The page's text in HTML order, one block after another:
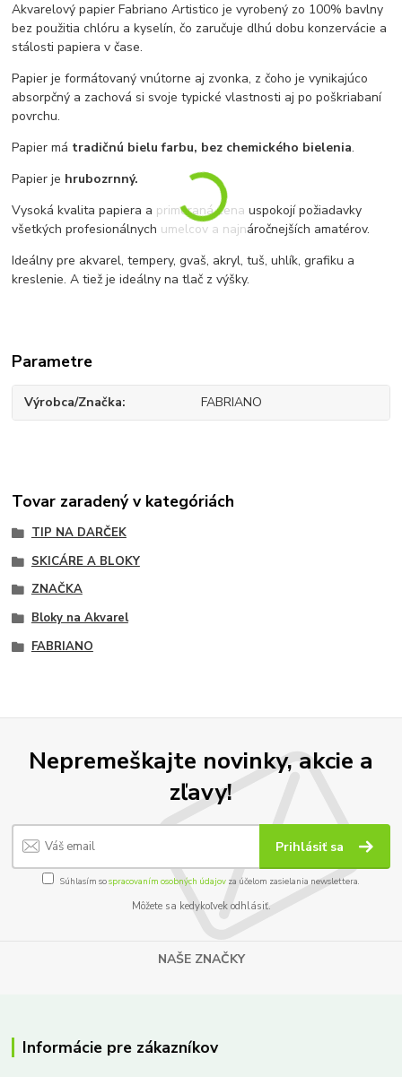
Akvarelový papier Fabriano Artistico je vyrobený zo 100% bavlny
bez použitia chlóru a kyselín, čo zaručuje dlhú dobu konzervácie a
stálosti papiera v čase.
Papier je formátovaný vnútorne aj zvonka, z čoho je vynikajúco
absorpčný a zachová si svoje typické vlastnosti aj po poškriabaní
povrchu.
Papier má tradičnú bielu farbu, bez chemického bielenia.
Papier je hrubozrnný.
Vysoká kvalita papiera a primeraná cena uspokojí požiadavky
všetkých profesionálnych umelcov a najnáročnejších amatérov.
Ideálny pre akvarel, tempery, gvaš, akryl, tuš, uhlík, grafiku a
kreslenie. A tiež je ideálny na tlač z výšky.
Parametre
Výrobca/Značka FABRIANO
Tovar zaradený v kategóriách
TIP NA DARČEK
SKICÁRE A BLOKY
ZNAČKA
Bloky na Akvarel
FABRIANO
Nepremeškajte novinky, akcie a
zľavy!
Prihlásiť sa
Súhlasím sospracovaním osobných údajov za účelom zasielania newslettera.
Môžete sa kedykoľvek odhlásiť.
NAŠE ZNAČKY
Informácie pre zákazníkov